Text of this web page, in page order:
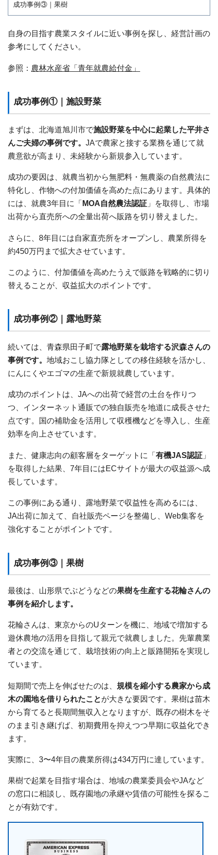
成功事例③｜果樹
自身の目指す農業スタイルに近い事例を探し、経営計画の
参考にしてください。
参照： 農林水産省「青年就農給付金」
成功事例①｜施設野菜
まずは、北海道旭川市で施設野菜を中心に起業した平井さ
んご夫婦の事例です。 JAで農家と接する業務を通じて就
農意欲が高まり、未経験から新規参入しています。
成功の要因は、就農当初から無肥料・無農薬の自然農法に
特化し、作物への付加価値を高めた点にあります。具体的
には、就農3年目に「MOA自然農法認証 」を取得し、市場
出荷から直売所への全量出荷へ販路を切り替えました。
さらに、8年目には自家直売所をオープンし、農業所得を
約450万円まで拡大させています。
このように、付加価値を高めたうえで販路を戦略的に切り
替えることが、収益拡大のポイントです。
成功事例②｜露地野菜
続いては、青森県田子町で露地野菜を栽培する沢森さんの
事例です。 地域おこし協力隊としての移住経験を活かし、
にんにくやエゴマの生産で新規就農しています。
成功のポイントは、JAへの出荷で経営の土台を作りつ
つ、インターネット通販での独自販売を地道に成長させた
点です。国の補助金を活用して収穫機などを導入し、生産
効率を向上させています。
また、健康志向の顧客層をターゲットに「有機JAS認証 」
を取得した結果、7年目にはECサイトが最大の収益源へ成
長しています。
この事例にある通り、露地野菜で収益性を高めるには、
JA出荷に加えて、自社販売ページを整備し、Web集客を
強化することがポイントです。
成功事例③｜果樹
最後は、山形県でぶどうなどの果樹を生産する花輪さんの
事例を紹介します。
花輪さんは、東京からのUターンを機に、地域で増加する
遊休農地の活用を目指して親元で就農しました。先輩農業
者との交流を通じて、栽培技術の向上と販路開拓を実現し
ています。
短期間で売上を伸ばせたのは、 規模を縮小する農家から成
木の園地を借りられたことが大きな要因です。果樹は苗木
から育てると長期間無収入となりますが、既存の樹木をそ
のまま引き継げば、初期費用を抑えつつ早期に収益化でき
ます。
実際に、3〜4年目の農業所得は434万円に達しています。
果樹で起業を目指す場合は、地域の農業委員会やJAなど
の窓口に相談し、既存園地の承継や賃借の可能性を探るこ
とが有効です。